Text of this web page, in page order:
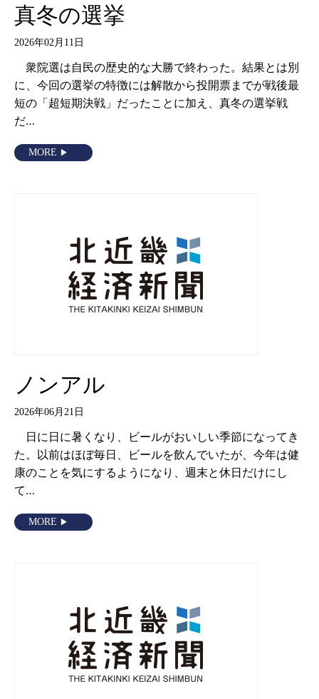
真冬の選挙
2026年02月11日
衆院選は自民の歴史的な大勝で終わった。結果とは別
に、今回の選挙の特徴には解散から投開票までが戦後最
短の「超短期決戦」だったことに加え、真冬の選挙戦
だ…
MORE
ノンアル
2026年06月21日
日に日に暑くなり、ビールがおいしい季節になってき
た。以前はほぼ毎日、ビールを飲んでいたが、今年は健
康のことを気にするようになり、週末と休日だけにし
て…
MORE